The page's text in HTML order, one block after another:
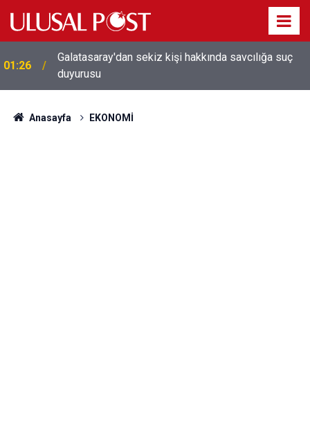
01:26
Galatasaray'dan sekiz kişi hakkında savcılığa suç
duyurusu
Anasayfa EKONOMİ